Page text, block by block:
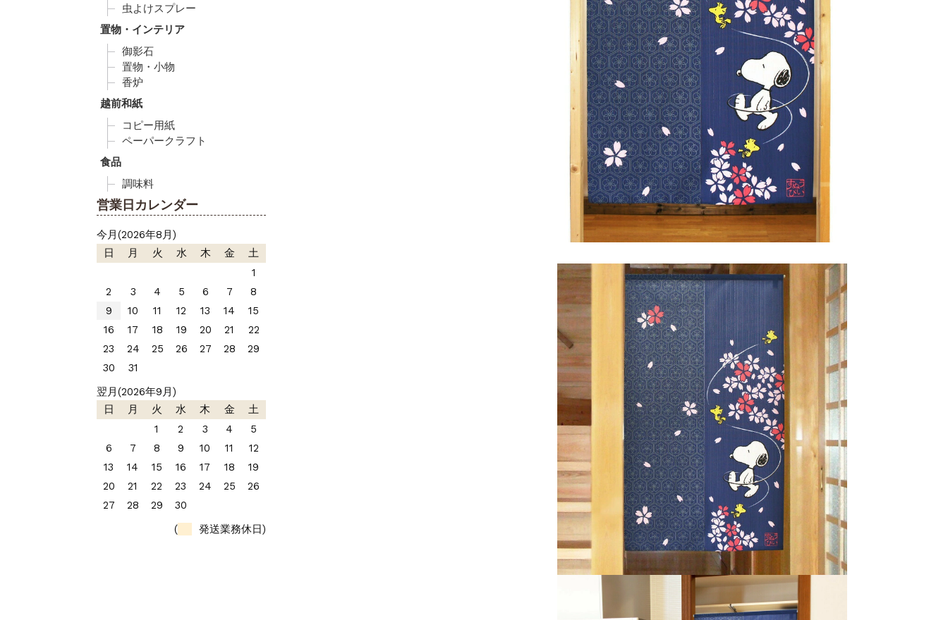
虫よけスプレー
置物・インテリア
御影石
置物・小物
香炉
越前和紙
コピー用紙
ペーパークラフト
食品
調味料
営業日カレンダー
今月(2026年8月)
日
月 火 水 木 金
土
1
2
3 4 5 6 7
8
9
10 11 12 13 14
15
16
17 18 19 20 21
22
23
24 25 26 27 28
29
30
31
翌月(2026年9月)
日
月 火 水 木 金
土
1
2 3 4
5
6
7 8 9 10 11
12
13
14 15 16 17 18
19
20
21 22 23 24 25
26
27
28 29
30
(
発送業務休日)